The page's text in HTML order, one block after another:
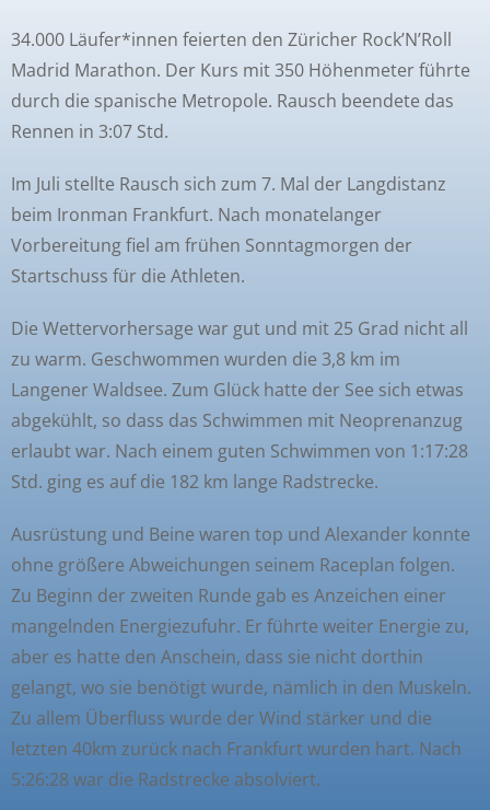
34.000 Läufer*innen feierten den Züricher Rock’N’Roll
Madrid Marathon. Der Kurs mit 350 Höhenmeter führte
durch die spanische Metropole. Rausch beendete das
Rennen in 3:07 Std.
Im Juli stellte Rausch sich zum 7. Mal der Langdistanz
beim Ironman Frankfurt. Nach monatelanger
Vorbereitung fiel am frühen Sonntagmorgen der
Startschuss für die Athleten.
Die Wettervorhersage war gut und mit 25 Grad nicht all
zu warm. Geschwommen wurden die 3,8 km im
Langener Waldsee. Zum Glück hatte der See sich etwas
abgekühlt, so dass das Schwimmen mit Neoprenanzug
erlaubt war. Nach einem guten Schwimmen von 1:17:28
Std. ging es auf die 182 km lange Radstrecke.
Ausrüstung und Beine waren top und Alexander konnte
ohne größere Abweichungen seinem Raceplan folgen.
Zu Beginn der zweiten Runde gab es Anzeichen einer
mangelnden Energiezufuhr. Er führte weiter Energie zu,
aber es hatte den Anschein, dass sie nicht dorthin
gelangt, wo sie benötigt wurde, nämlich in den Muskeln.
Zu allem Überfluss wurde der Wind stärker und die
letzten 40km zurück nach Frankfurt wurden hart. Nach
5:26:28 war die Radstrecke absolviert.